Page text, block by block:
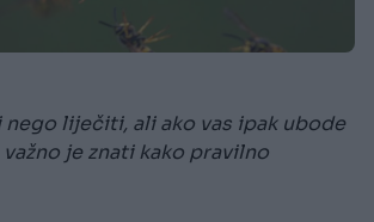
liječiti, ali ako vas ipak ubode
je znati kako pravilno